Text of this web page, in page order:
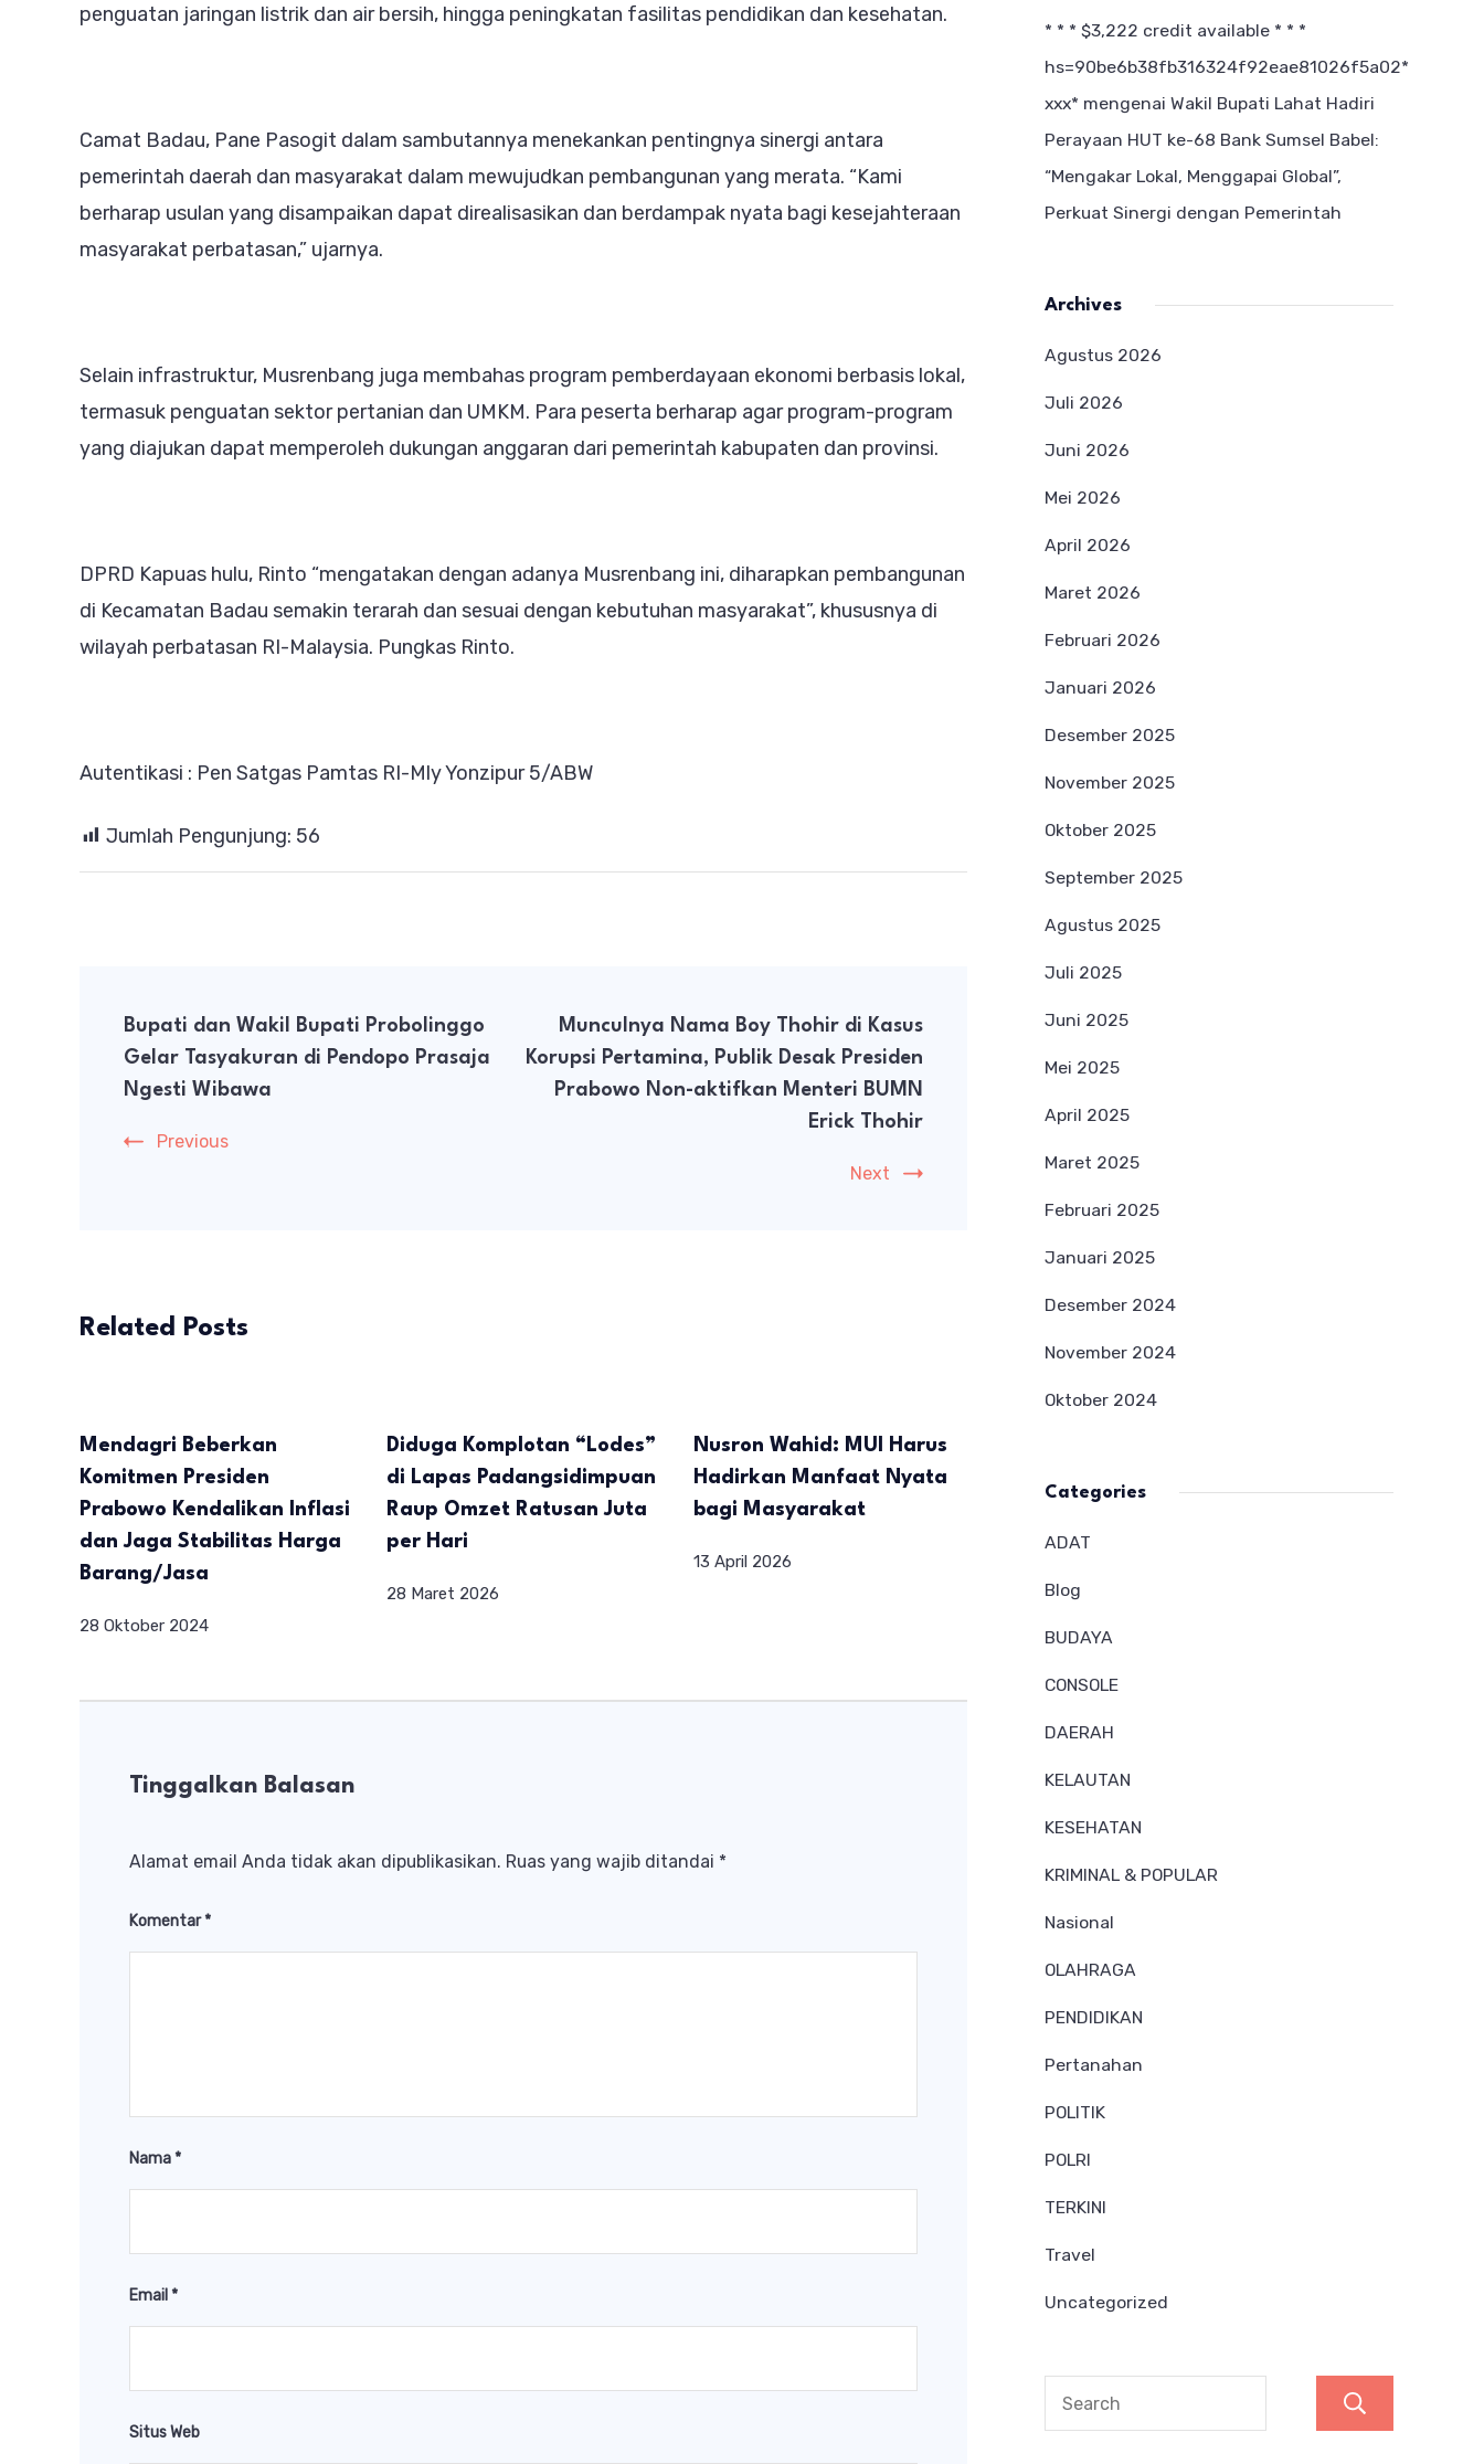
penguatan jaringan listrik dan air bersih, hingga peningkatan fasilitas pendidikan dan kesehatan.
Camat Badau, Pane Pasogit dalam sambutannya menekankan pentingnya sinergi antara
pemerintah daerah dan masyarakat dalam mewujudkan pembangunan yang merata. “Kami
berharap usulan yang disampaikan dapat direalisasikan dan berdampak nyata bagi kesejahteraan
masyarakat perbatasan,” ujarnya.
Selain infrastruktur, Musrenbang juga membahas program pemberdayaan ekonomi berbasis lokal,
termasuk penguatan sektor pertanian dan UMKM. Para peserta berharap agar program-program
yang diajukan dapat memperoleh dukungan anggaran dari pemerintah kabupaten dan provinsi.
DPRD Kapuas hulu, Rinto “mengatakan dengan adanya Musrenbang ini, diharapkan pembangunan
di Kecamatan Badau semakin terarah dan sesuai dengan kebutuhan masyarakat”, khususnya di
wilayah perbatasan RI-Malaysia. Pungkas Rinto.
Autentikasi : Pen Satgas Pamtas RI-Mly Yonzipur 5/ABW
Jumlah Pengunjung: 56
Navigation
Bupati dan Wakil Bupati Probolinggo
Gelar Tasyakuran di Pendopo Prasaja
Ngesti Wibawa
Previous
Munculnya Nama Boy Thohir di Kasus
Korupsi Pertamina, Publik Desak Presiden
Prabowo Non-aktifkan Menteri BUMN
Erick Thohir
Next
Related Posts
Mendagri Beberkan
Komitmen Presiden
Prabowo Kendalikan Inflasi
dan Jaga Stabilitas Harga
Barang/Jasa
28 Oktober 2024
Diduga Komplotan “Lodes”
di Lapas Padangsidimpuan
Raup Omzet Ratusan Juta
per Hari
28 Maret 2026
Nusron Wahid: MUI Harus
Hadirkan Manfaat Nyata
bagi Masyarakat
13 April 2026
Tinggalkan Balasan
Alamat email Anda tidak akan dipublikasikan. Ruas yang wajib ditandai *
Komentar*
Nama*
Email *
Situs Web
* * * $3,222 credit available * * *
hs=90be6b38fb316324f92eae81026f5a02*
ххх* mengenai Wakil Bupati Lahat Hadiri
Perayaan HUT ke-68 Bank Sumsel Babel:
“Mengakar Lokal, Menggapai Global”,
Perkuat Sinergi dengan Pemerintah
Archives
Agustus 2026
Juli 2026
Juni 2026
Mei 2026
April 2026
Maret 2026
Februari 2026
Januari 2026
Desember 2025
November 2025
Oktober 2025
September 2025
Agustus 2025
Juli 2025
Juni 2025
Mei 2025
April 2025
Maret 2025
Februari 2025
Januari 2025
Desember 2024
November 2024
Oktober 2024
Categories
ADAT
Blog
BUDAYA
CONSOLE
DAERAH
KELAUTAN
KESEHATAN
KRIMINAL & POPULAR
Nasional
OLAHRAGA
PENDIDIKAN
Pertanahan
POLITIK
POLRI
TERKINI
Travel
Uncategorized